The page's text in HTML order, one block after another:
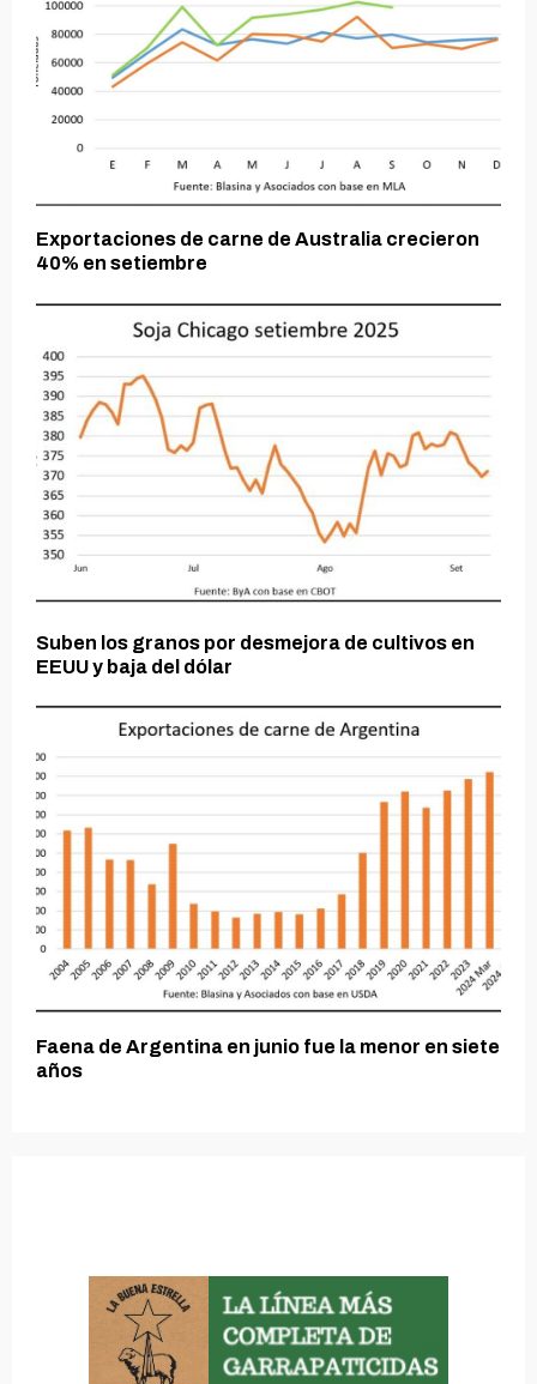
Exportaciones de carne de Australia crecieron
40% en setiembre
Suben los granos por desmejora de cultivos en
EEUU y baja del dólar
Faena de Argentina en junio fue la menor en siete
años